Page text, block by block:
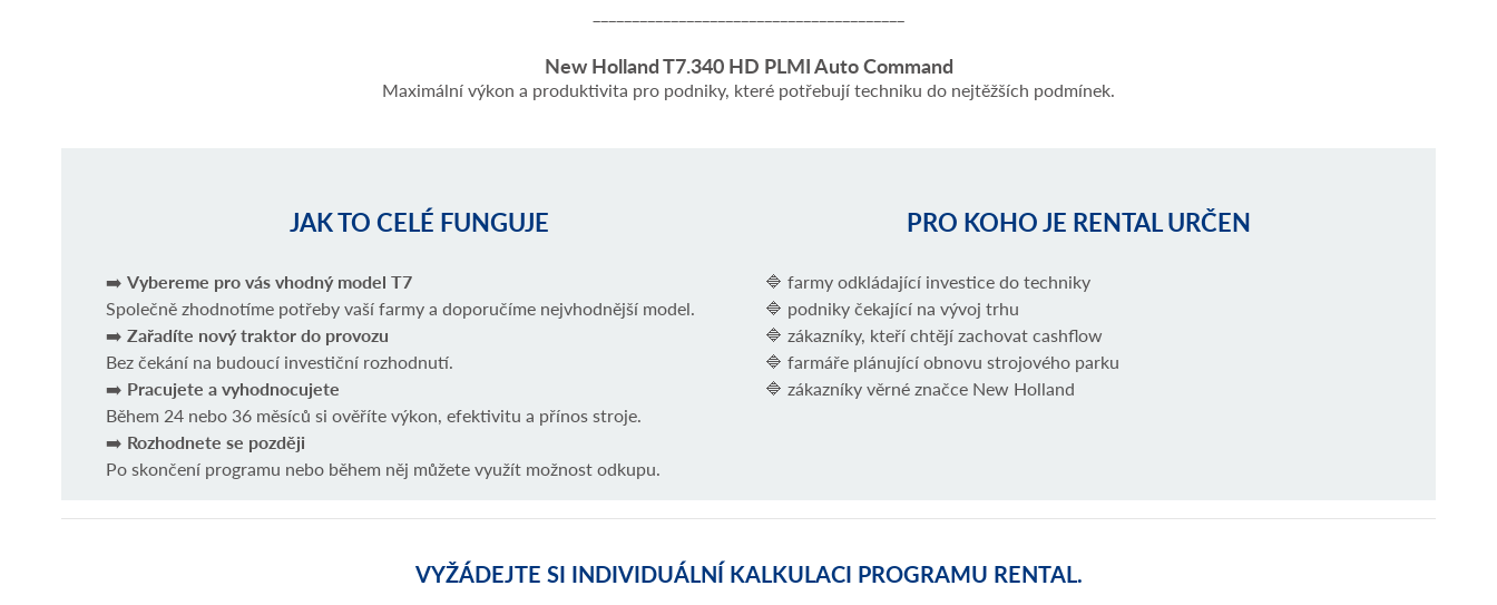
New Holland T7.340 HD PLMI Auto Command
Maximální výkon a produktivita pro podniky, které potřebují techniku do nejtěžších podmínek.
JAK TO CELÉ FUNGUJE
➡️ Vybereme pro vás vhodný model T7
Společně zhodnotíme potřeby vaší farmy a doporučíme nejvhodnější model.
➡️ Zařadíte nový traktor do provozu
Bez čekání na budoucí investiční rozhodnutí.
➡️ Pracujete a vyhodnocujete
Během 24 nebo 36 měsíců si ověříte výkon, efektivitu a přínos stroje.
➡️ Rozhodnete se později
Po skončení programu nebo během něj můžete využít možnost odkupu.
PRO KOHO JE RENTAL URČEN
🔷 farmy odkládající investice do techniky
🔷 podniky čekající na vývoj trhu
🔷 zákazníky, kteří chtějí zachovat cashflow
🔷 farmáře plánující obnovu strojového parku
🔷 zákazníky věrné značce New Holland
VYŽÁDEJTE SI INDIVIDUÁLNÍ KALKULACI PROGRAMU RENTAL.